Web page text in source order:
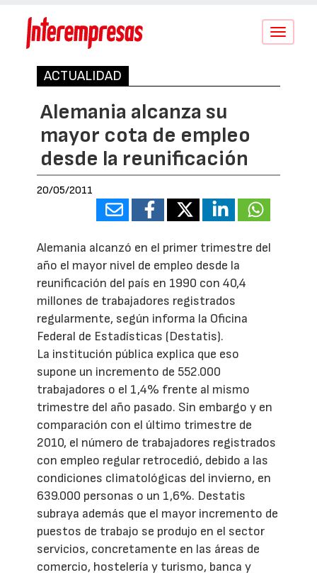
Conmutar
ACTUALIDAD
Alemania alcanza su
mayor cota de empleo
desde la reunificación
20/05/2011
Alemania alcanzó en el primer trimestre del
año el mayor nivel de empleo desde la
reunificación del país en 1990 con 40,4
millones de trabajadores registrados
regularmente, según informa la Oficina
Federal de Estadísticas (Destatis).
La institución pública explica que eso
supone un incremento de 552.000
trabajadores o el 1,4% frente al mismo
trimestre del año pasado. Sin embargo y en
comparación con el último trimestre de
2010, el número de trabajadores registrados
con empleo regular retrocedió, debido a las
condiciones climatológicas del invierno, en
639.000 personas o un 1,6%. Destatis
subraya además que el mayor incremento de
puestos de trabajo se produjo en el sector
servicios, concretamente en las áreas de
comercio, hostelería y turismo, banca y